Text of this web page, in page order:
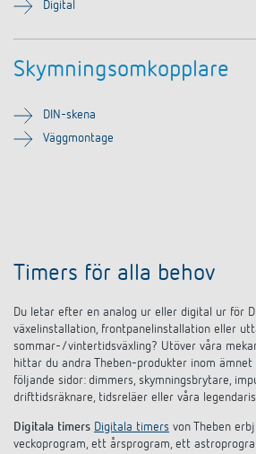
Digital
Skymningsomkopplare
DIN-skena
Väggmontage
Timers för alla behov
Du letar efter en analog ur eller digital ur för
växelinstallation, frontpanelinstallation eller
sommar-/vintertidsväxling? Utöver våra
hittar du andra Theben-produkter inom
följande sidor: dimmers, skymningsbrytare,
drifttidsräknare, tidsreläer eller våra
Digitala timers Digitala timers von Theben
veckoprogram, ett årsprogram, ett